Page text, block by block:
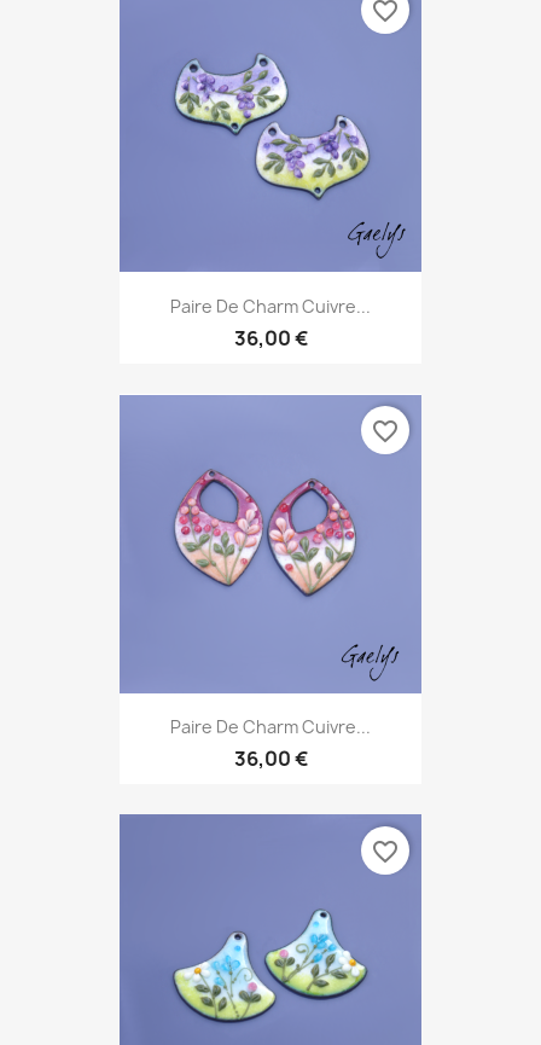
Paire De Charm Cuivre...
36,00 €
favorite_border
Paire De Charm Cuivre...
36,00 €
favorite_border
favorite_border